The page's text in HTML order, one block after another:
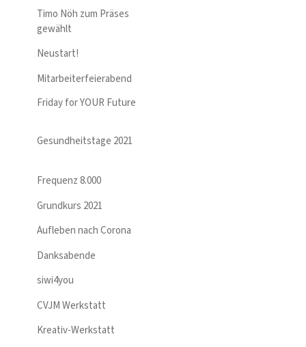
Timo Nöh zum Präses
gewählt
Neustart!
Mitarbeiterfeierabend
Friday for YOUR Future
Gesundheitstage 2021
Frequenz 8.000
Grundkurs 2021
Aufleben nach Corona
Danksabende
siwi4you
CVJM Werkstatt
Kreativ-Werkstatt